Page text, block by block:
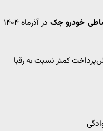
خودرو جک
در آذرماه ۱۴۰۴
کمتر نسبت به رقبا